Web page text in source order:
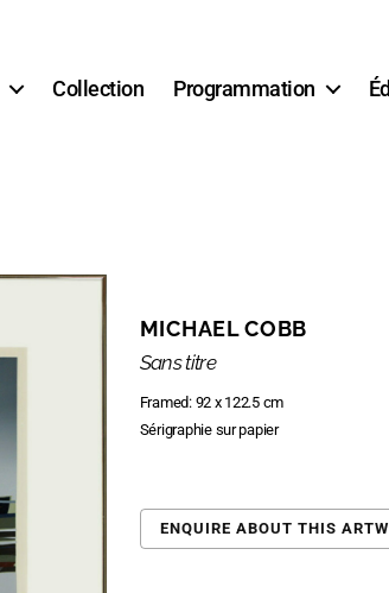
Collection Programmation
MICHAEL COBB
Sans titre
Framed: 92 x 122.5 cm
Sérigraphie sur papier
ENQUIRE ABOUT THIS